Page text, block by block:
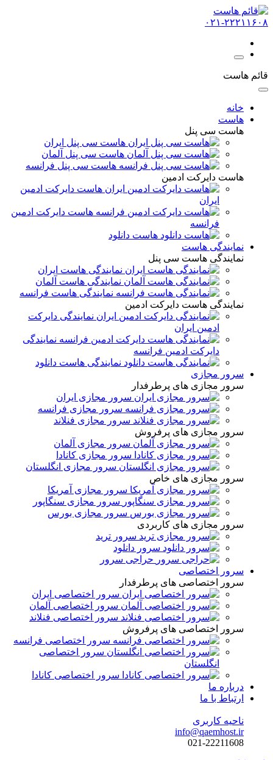
۰۲۱-۲۲۲۱۱۶۰۸
قائم هاست
خانه
هاست
هاست سی پنل
هاست سی پنل ایران
هاست سی پنل آلمان
هاست سی پنل فرانسه
هاست دایرکت ادمین
هاست دایرکت ادمین
ایران
هاست دایرکت ادمین
فرانسه
هاست دانلود
نمایندگی هاست
نمایندگی هاست سی پنل
نمایندگی هاست ایران
نمایندگی هاست آلمان
نمایندگی هاست فرانسه
نمایندگی هاست دایرکت ادمین
نمایندگی دایرکت
ادمین ایران
نمایندگی
دایرکت ادمین فرانسه
نمایندگی هاست دانلود
سرور مجازی
سرور مجازی های پرطرفدار
سرور مجازی ایران
سرور مجازی فرانسه
سرور مجازی فنلاند
سرور مجازی های پرفروش
سرور مجازی آلمان
سرور مجازی کانادا
سرور مجازی انگلستان
سرور مجازی های خاص
سرور مجازی آمریکا
سرور مجازی سنگاپور
سرور مجازی بورس
سرور مجازی های کاربردی
سرور ترید
سرور دانلود
حراجی سرور
سرور اختصاصی
سرور اختصاصی های پرطرفدار
سرور اختصاصی ایران
سرور اختصاصی آلمان
سرور اختصاصی فنلاند
سرور اختصاصی های پرفروش
سرور اختصاصی فرانسه
سرور اختصاصی
انگلستان
سرور اختصاصی کانادا
درباره ما
ارتباط با ما
ناحیه کاربری
info@qaemhost.ir
021-22211608